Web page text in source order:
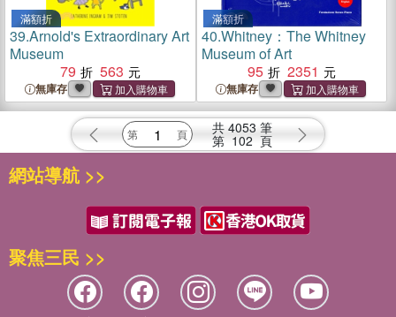
滿額折
39.Arnold's Extraordinary Art
Museum
79
563
無庫存
滿額折
40.Whitney：The Whitney
Museum of Art
95
2351
無庫存
共 4053 筆
第 102 頁
網站導航 >>
聚焦三民 >>